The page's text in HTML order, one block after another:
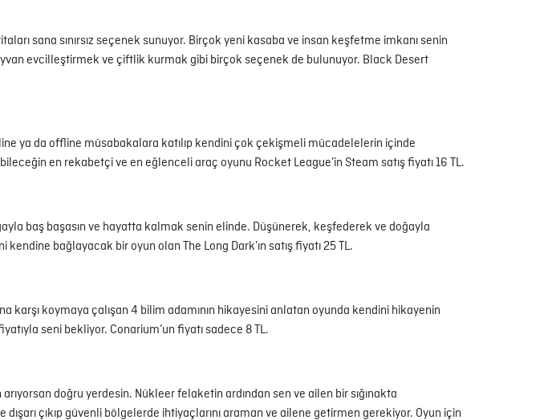
sana sınırsız seçenek sunuyor. Birçok yeni kasaba ve insan keşfetme imkanı senin
evcilleştirmek ve çiftlik kurmak gibi birçok seçenek de bulunuyor. Black Desert
ya da offline müsabakalara katılıp kendini çok çekişmeli mücadelelerin içinde
en rekabetçi ve en eğlenceli araç oyunu Rocket League’in Steam satış fiyatı 16 TL.
baş başasın ve hayatta kalmak senin elinde. Düşünerek, keşfederek ve doğayla
bağlayacak bir oyun olan The Long Dark’ın satış fiyatı 25 TL.
karşı koymaya çalışan 4 bilim adamının hikayesini anlatan oyunda kendini hikayenin
seni bekliyor. Conarium’un fiyatı sadece 8 TL.
doğru yerdesin. Nükleer felaketin ardından sen ve ailen bir sığınakta
çıkıp güvenli bölgelerde ihtiyaçlarını araman ve ailene getirmen gerekiyor. Oyun için